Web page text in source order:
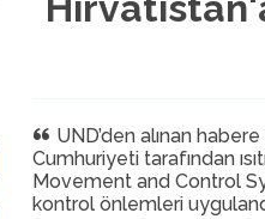
UND’den alınan
Cumhuriyeti tarafından
Movement and Control
kontrol önlemleri